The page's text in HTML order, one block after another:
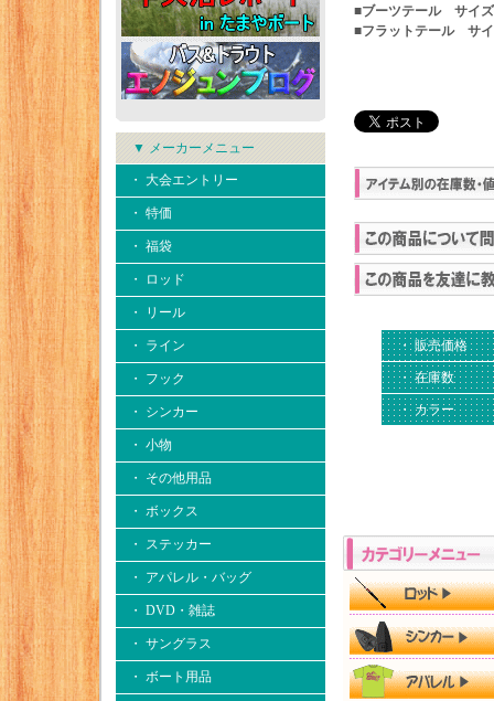
▼ メーカーメニュー
・ 大会エントリー
・ 特価
・ 福袋
・ ロッド
・ リール
・ ライン
・ フック
・ シンカー
・ 小物
・ その他用品
・ ボックス
・ ステッカー
・ アパレル・バッグ
・ DVD・雑誌
・ サングラス
・ ボート用品
■ブーツテール サイズ
■フラットテール サイ
・ 販売価格
・ 在庫数
・ カラー